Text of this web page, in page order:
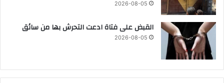
2026-08-05
القبض على فتاة ادعت التحرش بها من سائق
2026-08-05